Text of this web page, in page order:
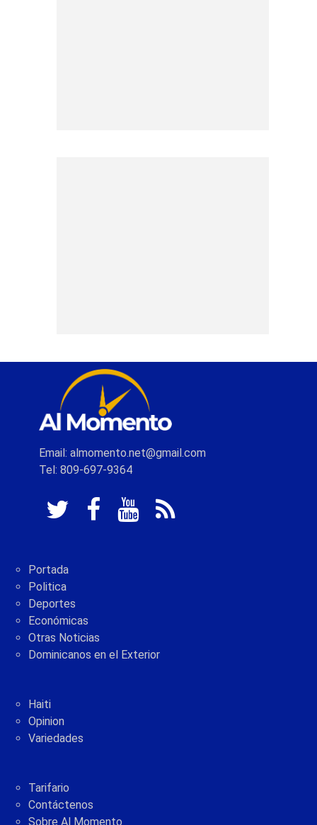
Email: almomento.net@gmail.com
Tel: 809-697-9364
Portada
Politica
Deportes
Económicas
Otras Noticias
Dominicanos en el Exterior
Haiti
Opinion
Variedades
Tarifario
Contáctenos
Sobre Al Momento